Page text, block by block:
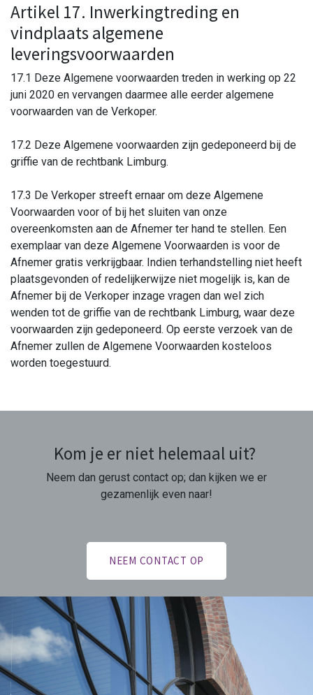
Artikel 17. Inwerkingtreding en
vindplaats algemene
leveringsvoorwaarden
17.1 Deze Algemene voorwaarden treden in werking op 22
juni 2020 en vervangen daarmee alle eerder algemene
voorwaarden van de Verkoper.
17.2 Deze Algemene voorwaarden zijn gedeponeerd bij de
griffie van de rechtbank Limburg.
17.3 De Verkoper streeft ernaar om deze Algemene
Voorwaarden voor of bij het sluiten van onze
overeenkomsten aan de Afnemer ter hand te stellen. Een
exemplaar van deze Algemene Voorwaarden is voor de
Afnemer gratis verkrijgbaar. Indien terhandstelling niet heeft
plaatsgevonden of redelijkerwijze niet mogelijk is, kan de
Afnemer bij de Verkoper inzage vragen dan wel zich
wenden tot de griffie van de rechtbank Limburg, waar deze
voorwaarden zijn gedeponeerd. Op eerste verzoek van de
Afnemer zullen de Algemene Voorwaarden kosteloos
worden toegestuurd.
Kom je er niet helemaal uit?
Neem dan gerust contact op; dan kijken we er
gezamenlijk even naar!
NEEM CONTACT OP